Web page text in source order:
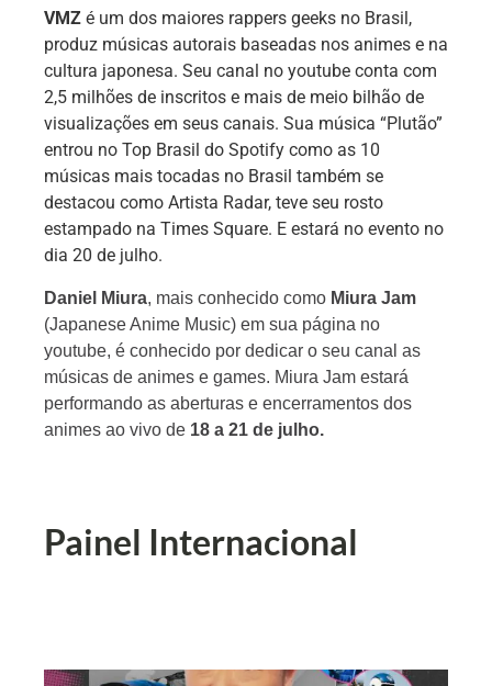
VMZ é um dos maiores rappers geeks no Brasil,
produz músicas autorais baseadas nos animes e na
cultura japonesa. Seu canal no youtube conta com
2,5 milhões de inscritos e mais de meio bilhão de
visualizações em seus canais. Sua música “Plutão”
entrou no Top Brasil do Spotify como as 10
músicas mais tocadas no Brasil também se
destacou como Artista Radar, teve seu rosto
estampado na Times Square. E estará no evento no
dia 20 de julho.
Daniel Miura, mais conhecido como Miura Jam
(Japanese Anime Music) em sua página no
youtube, é conhecido por dedicar o seu canal as
músicas de animes e games. Miura Jam estará
performando as aberturas e encerramentos dos
animes ao vivo de 18 a 21 de julho.
Painel Internacional